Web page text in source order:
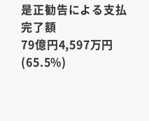
是正勧告による支払
完了額
79億円4,597万円
(65.5%)